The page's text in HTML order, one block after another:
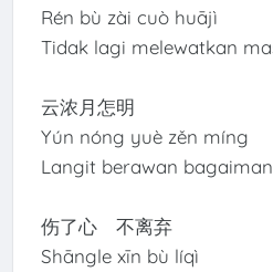
Rén bù zài cuò huājì
Tidak lagi melewatkan
云浓月怎明
Yún nóng yuè zěn míng
Langit berawan
伤了心 不离弃
Shāngle xīn bù líqì